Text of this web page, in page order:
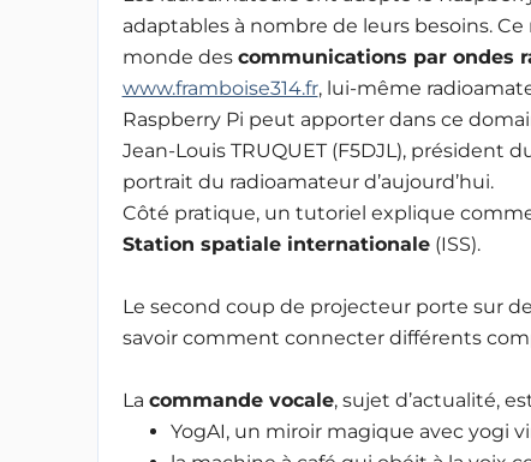
adaptables à nombre de leurs besoins.
monde des communications par ondes
www.framboise314.fr, lui-même
Raspberry Pi peut apporter dans ce
Jean-Louis TRUQUET (F5DJL), président
portrait du radioamateur d’aujourd’hui.
Côté pratique, un tutoriel explique
Station spatiale internationale(ISS).
Le second coup de projecteur porte sur
savoir comment connecter différents
La commande vocale, sujet d’actualité,
YogAI, un miroir magique avec yogi